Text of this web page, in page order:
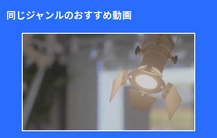
同じジャンルのおすすめ動画